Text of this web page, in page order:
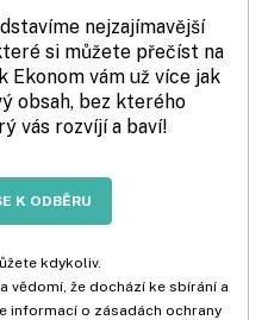
nejzajímavější
si můžete přečíst na
Ekonom vám už více jak
obsah, bez kterého
vás rozvíjí a baví!
K ODBĚRU
kdykoliv.
vědomí, že dochází ke sbírání a
informací o zásadách ochrany